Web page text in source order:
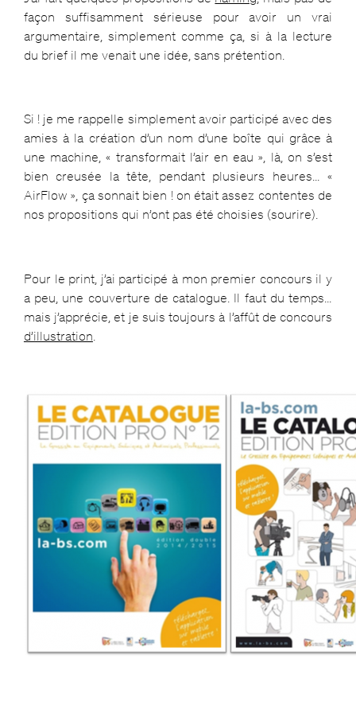
façon suffisamment sérieuse pour avoir un vrai
argumentaire, simplement comme ça, si à la lecture
du brief il me venait une idée, sans prétention.
Si ! je me rappelle simplement avoir participé avec des
amies à la création d’un nom d’une boîte qui grâce à
une machine, « transformait l’air en eau », là, on s’est
bien creusée la tête, pendant plusieurs heures… «
AirFlow », ça sonnait bien ! on était assez contentes de
nos propositions qui n’ont pas été choisies (sourire).
Pour le print, j’ai participé à mon premier concours il y
a peu, une couverture de catalogue. Il faut du temps…
mais j’apprécie, et je suis toujours à l’affût de concours
d’illustration